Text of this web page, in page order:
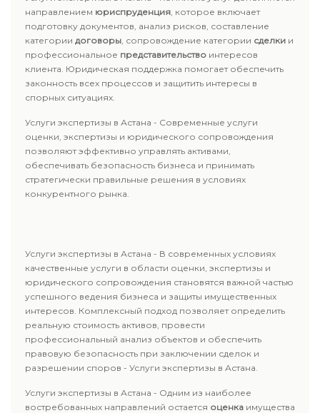
направлением юриспруденция, которое включает
подготовку документов, анализ рисков, составление
категории договоры, сопровождение категории сделки и
профессиональное представительство интересов
клиента. Юридическая поддержка помогает обеспечить
законность всех процессов и защитить интересы в
спорных ситуациях.
Услуги экспертизы в Астана - Современные услуги
оценки, экспертизы и юридического сопровождения
позволяют эффективно управлять активами,
обеспечивать безопасность бизнеса и принимать
стратегически правильные решения в условиях
конкурентного рынка.
Услуги экспертизы в Астана - В современных условиях
качественные услуги в области оценки, экспертизы и
юридического сопровождения становятся важной частью
успешного ведения бизнеса и защиты имущественных
интересов. Комплексный подход позволяет определить
реальную стоимость активов, провести
профессиональный анализ объектов и обеспечить
правовую безопасность при заключении сделок и
разрешении споров - Услуги экспертизы в Астана.
Услуги экспертизы в Астана - Одним из наиболее
востребованных направлений остается оценка имущества